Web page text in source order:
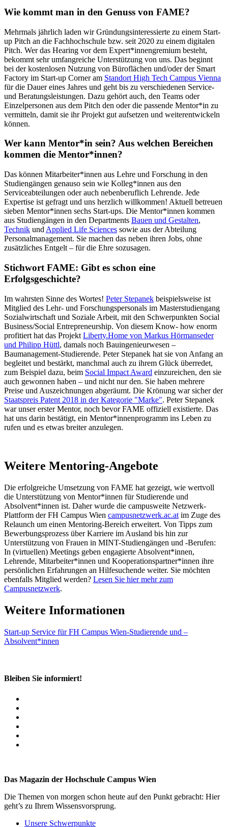
Wie kommt man in den Genuss von FAME?
Mehrmals jährlich laden wir Gründungsinteressierte zu einem Start-
up Pitch an die Fachhochschule bzw. seit 2020 zu einem digitalen
Pitch. Wer das Hearing vor dem Expert*innengremium besteht,
bekommt sehr umfangreiche Unterstützung von uns. Das beginnt
bei der kostenlosen Nutzung von Büroflächen und/oder der Smart
Factory im Start-up Corner am Standort High Tech Campus Vienna
für die Dauer eines Jahres und geht bis zu verschiedenen Service-
und Beratungsleistungen. Dazu gehört auch, den Teams oder
Einzelpersonen aus dem Pitch den oder die passende Mentor*in zu
vermitteln, damit sie ihr Projekt gut aufsetzen und weiterentwickeln
können.
Wer kann Mentor*in sein? Aus welchen Bereichen
kommen die Mentor*innen?
Das können Mitarbeiter*innen aus Lehre und Forschung in den
Studiengängen genauso sein wie Kolleg*innen aus den
Serviceabteilungen oder auch nebenberuflich Lehrende. Jede
Expertise ist gefragt und uns herzlich willkommen! Aktuell betreuen
sieben Mentor*innen sechs Start-ups. Die Mentor*innen kommen
aus Studiengängen in den Departments Bauen und Gestalten,
Technik und Applied Life Sciences sowie aus der Abteilung
Personalmanagement. Sie machen das neben ihren Jobs, ohne
zusätzliches Entgelt – für die Ehre sozusagen.
Stichwort FAME: Gibt es schon eine
Erfolgsgeschichte?
Im wahrsten Sinne des Wortes! Peter Stepanek beispielsweise ist
Mitglied des Lehr- und Forschungspersonals im Masterstudiengang
Sozialwirtschaft und Soziale Arbeit, mit den Schwerpunkten Social
Business/Social Entrepreneurship. Von diesem Know- how enorm
profitiert hat das Projekt Liberty.Home von Markus Hörmanseder
und Philipp Hüttl, damals noch Bauingenieurwesen –
Baumanagement-Studierende. Peter Stepanek hat sie von Anfang an
begleitet und bestärkt, manchmal auch zu ihrem Glück überredet,
zum Beispiel dazu, beim Social Impact Award einzureichen, den sie
auch gewonnen haben – und nicht nur den. Sie haben mehrere
Preise und Auszeichnungen abgeräumt. Die Krönung war sicher der
Staatspreis Patent 2018 in der Kategorie "Marke". Peter Stepanek
war unser erster Mentor, noch bevor FAME offiziell existierte. Das
hat uns darin bestätigt, ein Mentor*innenprogramm ins Leben zu
rufen und es etwas breiter anzulegen.
Weitere Mentoring-Angebote
Die erfolgreiche Umsetzung von FAME hat gezeigt, wie wertvoll
die Unterstützung von Mentor*innen für Studierende und
Absolvent*innen ist. Daher wurde die campusweite Netzwerk-
Plattform der FH Campus Wien campusnetzwerk.ac.at im Zuge des
Relaunch um einen Mentoring-Bereich erweitert. Von Tipps zum
Bewerbungsprozess über Karriere im Ausland bis hin zur
Unterstützung von Frauen in MINT-Studiengängen und -Berufen:
In (virtuellen) Meetings geben engagierte Absolvent*innen,
Lehrende, Mitarbeiter*innen und Kooperationspartner*innen ihre
persönlichen Erfahrungen an Hilfesuchende weiter. Sie möchten
ebenfalls Mitglied werden? Lesen Sie hier mehr zum
Campusnetzwerk.
Weitere Informationen
Start-up Service für FH Campus Wien-Studierende und –
Absolvent*innen
Bleiben Sie informiert!
Das Magazin der Hochschule Campus Wien
Die Themen von morgen schon heute auf den Punkt gebracht: Hier
geht’s zu Ihrem Wissensvorsprung.
Unsere Schwerpunkte